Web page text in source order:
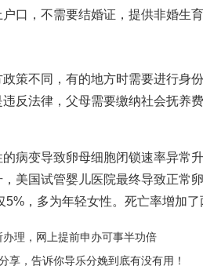
口，不需要结婚证，提供非婚生
策不同，有的地方时需要进行身
反法律，父母需要缴纳社会抚养
病变导致卵母细胞闭锁速率异常
美国试管婴儿医院最终导致正常
，多为年轻女性。死亡率增加了
理，网上提前申办可事半功倍
享，告诉你导乐分娩到底有没有用！